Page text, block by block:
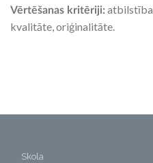
Vērtēšanas kritēriji:atbilstība
kvalitāte, oriģinalitāte.
Skola